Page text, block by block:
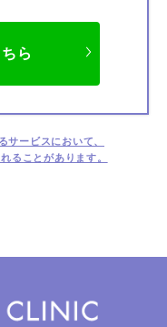
ら
い。
なっていることを確認
ービスにおいて、
ることがあります。